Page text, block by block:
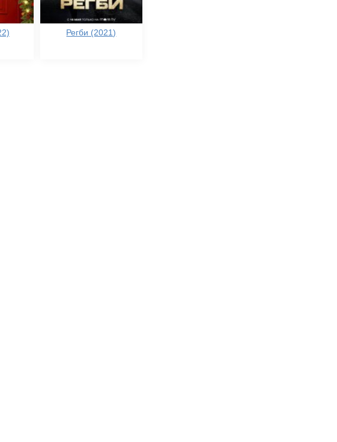
Регби (2021)